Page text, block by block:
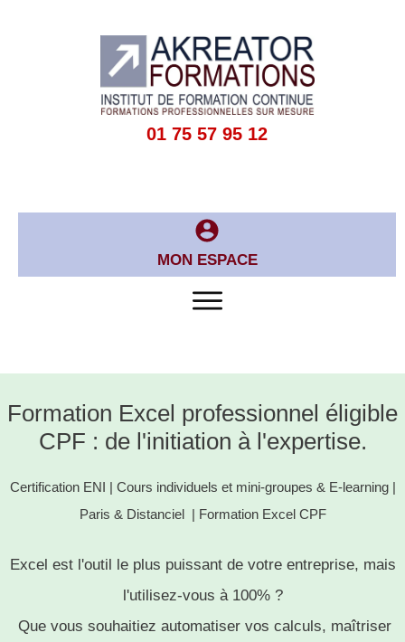
01 75 57 95 12
MON ESPACE
Formation Excel professionnel éligible
CPF : de l'initiation à l'expertise.
Certification ENI | Cours individuels et mini-groupes & E-learning |
Paris & Distanciel | Formation Excel CPF
Excel est l'outil le plus puissant de votre entreprise, mais
l'utilisez-vous à 100% ?
Que vous souhaitiez automatiser vos calculs, maîtriser